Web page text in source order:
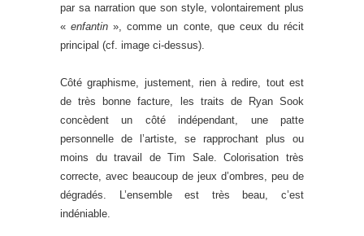
par sa narration que son style, volontairement plus
«enfantin », comme un conte, que ceux du récit
principal (cf. image ci-dessus).
Côté graphisme, justement, rien à redire, tout est
de très bonne facture, les traits de Ryan Sook
concèdent un côté indépendant, une patte
personnelle de l’artiste, se rapprochant plus ou
moins du travail de Tim Sale. Colorisation très
correcte, avec beaucoup de jeux d’ombres, peu de
dégradés. L’ensemble est très beau, c’est
indéniable.